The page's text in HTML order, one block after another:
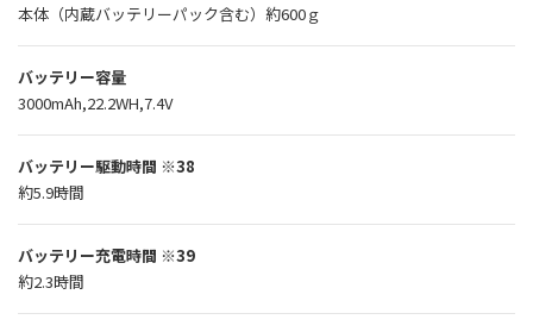
本体（内蔵バッテリーパック含む）約600ｇ
バッテリー容量
3000mAh,22.2WH,7.4V
バッテリー駆動時間 ※38
約5.9時間
バッテリー充電時間 ※39
約2.3時間